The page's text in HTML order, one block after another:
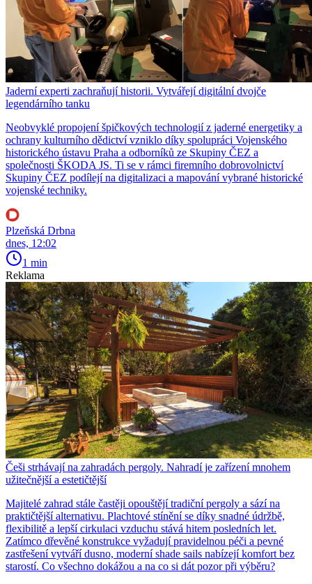
Jaderní experti zachraňují historii. Vytvářejí digitální dvojče
legendárního tanku
Neobvyklé propojení špičkových technologií z jaderné energetiky a
ochrany kulturního dědictví vzniklo díky spolupráci Vojenského
historického ústavu Praha a odborníků ze Skupiny ČEZ a
společnosti ŠKODA JS. Ti se v rámci firemního dobrovolnictví
Skupiny ČEZ podílejí na digitalizaci a mapování vybrané historické
vojenské techniky.
Plzeňská Drbna
dnes, 12:02
1 min
Reklama
Češi strhávají na zahradách pergoly. Nahradí je zařízení mnohem
užitečnější a estetičtější
Majitelé zahrad stále častěji opouštějí tradiční pergoly a sází na
praktičtější alternativu. Plachtové stínění se díky snadné údržbě,
flexibilitě a lepší cirkulaci vzduchu stává hitem posledních let.
Zatímco dřevěné konstrukce vyžadují pravidelnou péči a pevné
zastřešení vytváří dusno, moderní shade sails nabízejí komfort bez
starostí. Co všechno dokážou a na co si dát pozor při výběru?